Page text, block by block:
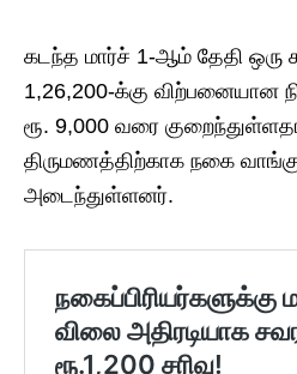
கடந்த மார்ச் 1-ஆம் தேதி ஒரு
1,26,200-க்கு விற்பனையான
ரூ. 9,000 வரை
திருமணத்திற்காக நகை
அடைந்துள்ளனர்.